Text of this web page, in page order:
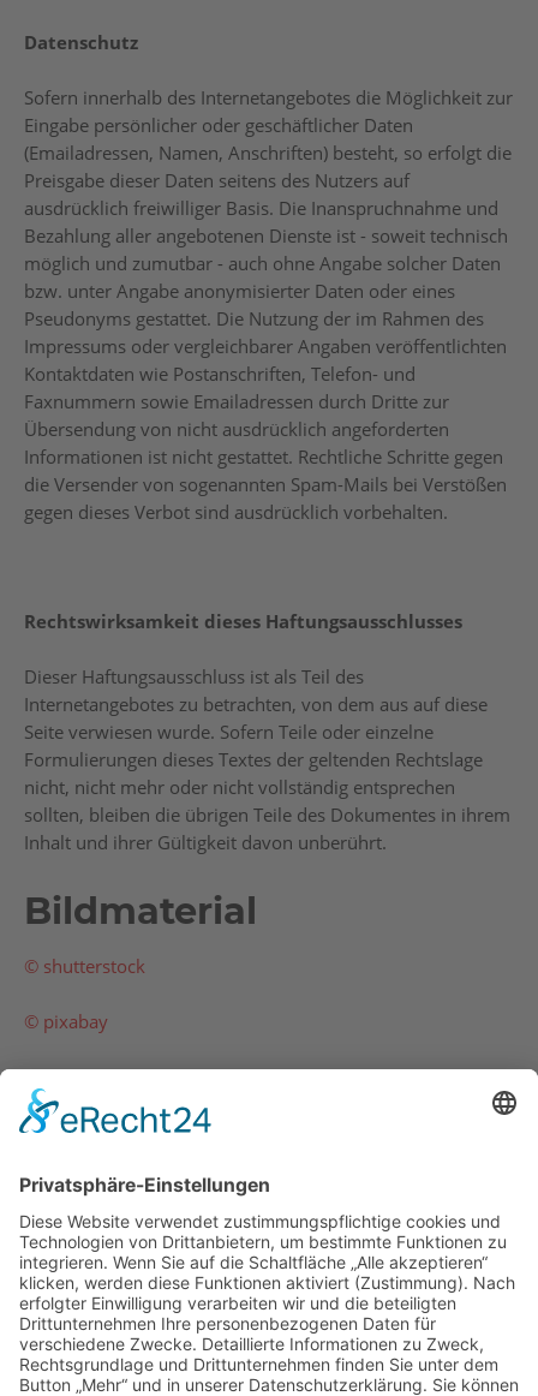
Datenschutz
Sofern innerhalb des Internetangebotes die Möglichkeit zur
Eingabe persönlicher oder geschäftlicher Daten
(Emailadressen, Namen, Anschriften) besteht, so erfolgt die
Preisgabe dieser Daten seitens des Nutzers auf
ausdrücklich freiwilliger Basis. Die Inanspruchnahme und
Bezahlung aller angebotenen Dienste ist - soweit technisch
möglich und zumutbar - auch ohne Angabe solcher Daten
bzw. unter Angabe anonymisierter Daten oder eines
Pseudonyms gestattet. Die Nutzung der im Rahmen des
Impressums oder vergleichbarer Angaben veröffentlichten
Kontaktdaten wie Postanschriften, Telefon- und
Faxnummern sowie Emailadressen durch Dritte zur
Übersendung von nicht ausdrücklich angeforderten
Informationen ist nicht gestattet. Rechtliche Schritte gegen
die Versender von sogenannten Spam-Mails bei Verstößen
gegen dieses Verbot sind ausdrücklich vorbehalten.
Rechtswirksamkeit dieses Haftungsausschlusses
Dieser Haftungsausschluss ist als Teil des
Internetangebotes zu betrachten, von dem aus auf diese
Seite verwiesen wurde. Sofern Teile oder einzelne
Formulierungen dieses Textes der geltenden Rechtslage
nicht, nicht mehr oder nicht vollständig entsprechen
sollten, bleiben die übrigen Teile des Dokumentes in ihrem
Inhalt und ihrer Gültigkeit davon unberührt.
Bildmaterial
© shutterstock
© pixabay
© Tanzschule Hippmann
© Danceschool horn
Design & Umsetzung
chiliSCHARF GmbH
Zollamtstraße 7
A-4020 Linz
Tel.: +43 732 890 777
Email:office@chilischarf.at